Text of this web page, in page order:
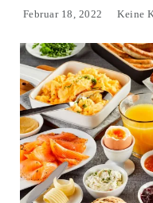
Februar 18, 2022 Keine